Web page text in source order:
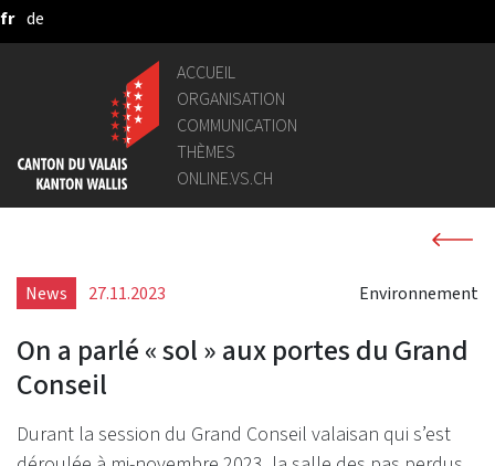
Saut au contenu principal
fr de
ACCUEIL
ORGANISATION
COMMUNICATION
THÈMES
ONLINE.VS.CH
News 27.11.2023 Environnement
On a parlé « sol » aux portes du Grand
Conseil
Durant la session du Grand Conseil valaisan qui s’est